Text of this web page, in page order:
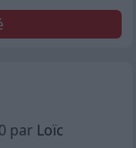
par Loïc